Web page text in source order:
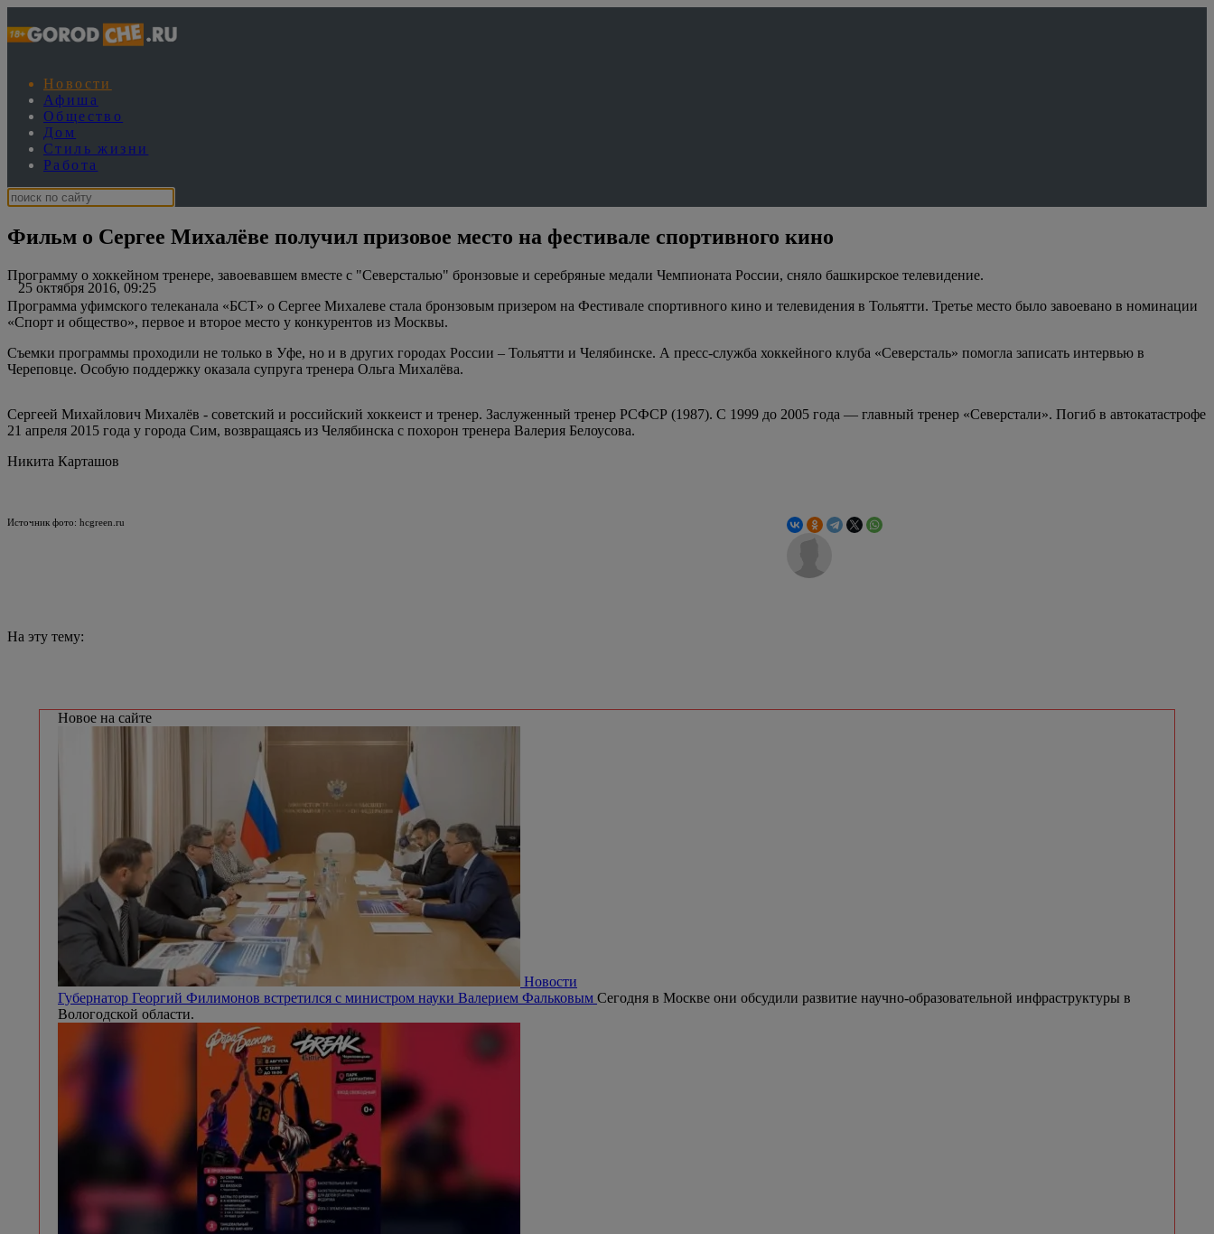
Новости
Афиша
Общество
Дом
Стиль жизни
Работа
Фильм о Сергее Михалёве получил призовое место на фестивале спортивного кино
25 октября 2016, 09:25
Программу о хоккейном тренере, завоевавшем вместе с "Северсталью" бронзовые и серебряные медали Чемпионата России, сняло башкирское телевидение.
Программа уфимского телеканала «БСТ» о Сергее Михалеве стала бронзовым призером на Фестивале спортивного кино и телевидения в Тольятти. Третье место было завоевано в номинации
«Спорт и общество», первое и второе место у конкурентов из Москвы.
Съемки программы проходили не только в Уфе, но и в других городах России – Тольятти и Челябинске. А пресс-служба хоккейного клуба «Северсталь» помогла записать интервью в
Череповце. Особую поддержку оказала супруга тренера Ольга Михалёва.
Сергеей Михайлович Михалёв - советский и российский хоккеист и тренер. Заслуженный тренер РСФСР (1987). С 1999 до 2005 года — главный тренер «Северстали». Погиб в автокатастрофе
21 апреля 2015 года у города Сим, возвращаясь из Челябинска с похорон тренера Валерия Белоусова.
Никита Карташов
Источник фото: hcgreen.ru
На эту тему:
Новое на сайте
Новости
Губернатор Георгий Филимонов встретился с министром науки Валерием Фальковым Сегодня в Москве они обсудили развитие научно-образовательной инфраструктуры в
Вологодской области.